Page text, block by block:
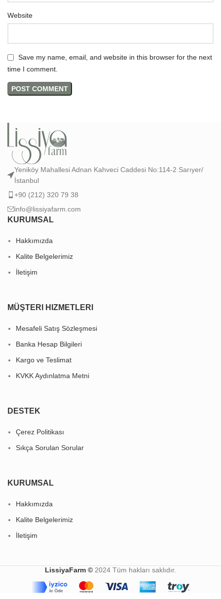
Website
Save my name, email, and website in this browser for the next
time I comment.
Yeniköy Mahallesi Adnan Kahveci Caddesi No:114-2 Sarıyer/
İstanbul
+90 (212) 320 79 38
info@lissiyafarm.com
KURUMSAL
Hakkımızda
Kalite Belgelerimiz
İletişim
MÜŞTERI HIZMETLERI
Mesafeli Satış Sözleşmesi
Banka Hesap Bilgileri
Kargo ve Teslimat
KVKK Aydınlatma Metni
DESTEK
Çerez Politikası
Sıkça Sorulan Sorular
KURUMSAL
Hakkımızda
Kalite Belgelerimiz
İletişim
LissiyaFarm © 2024 Tüm hakları saklıdır.